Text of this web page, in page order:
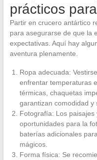
prácticos
Partir en crucero antártico
para asegurarse de que la
expectativas. Aquí hay
aventura plenamente.
Ropa adecuada:
enfrentar temperaturas
térmicas, chaquetas
garantizan comodidad y
Fotografía: Los
oportunidades para la
baterías adicionales
mágicos.
Forma física: Se